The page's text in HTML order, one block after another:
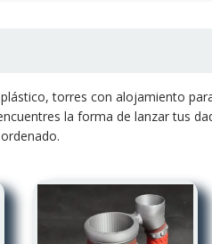
torres con alojamiento
la forma de lanzar tus